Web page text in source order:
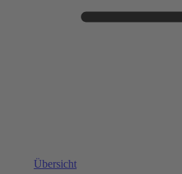
Übersicht